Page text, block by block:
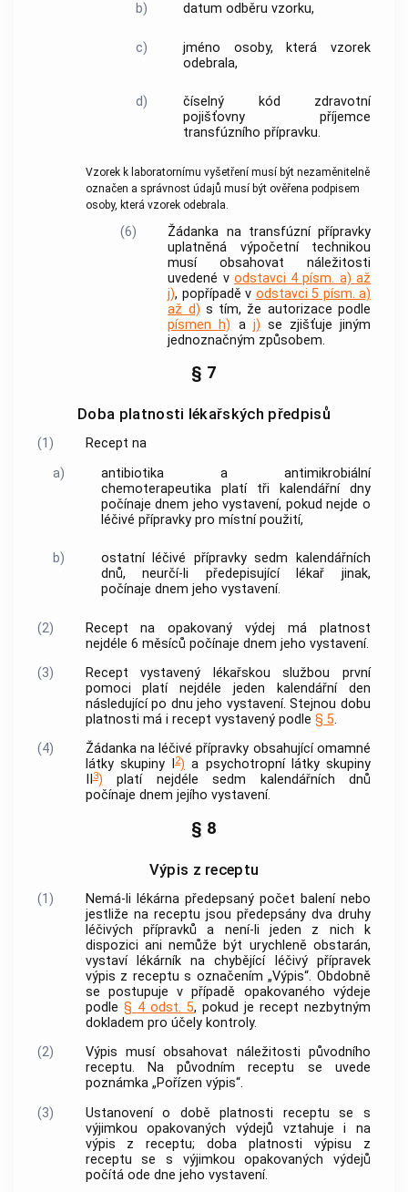
b) datum odběru vzorku,
c)
jméno osoby, která vzorek
odebrala,
d)
číselný kód zdravotní
pojišťovny příjemce
transfúzního přípravku.
Vzorek k laboratornímu vyšetření musí být nezaměnitelně
označen a správnost údajů musí být ověřena podpisem
osoby, která vzorek odebrala.
(6) Žádanka na transfúzní přípravky
uplatněná výpočetní technikou
musí obsahovat náležitosti
uvedené v odstavci 4 písm. a) až
j), popřípadě v odstavci 5 písm. a)
až d) s tím, že autorizace podle
písmen h) a j) se zjišťuje jiným
jednoznačným způsobem.
§ 7
Doba platnosti lékařských předpisů
(1)
Recept na
a)
antibiotika a antimikrobiální
chemoterapeutika platí tři kalendářní dny
počínaje dnem jeho vystavení, pokud nejde o
léčivé přípravkypro místní použití,
b)
ostatní léčivé přípravky sedm kalendářních
dnů, neurčí-li předepisující lékař jinak,
počínaje dnem jeho vystavení.
(2)
Recept na opakovaný výdej má platnost
nejdéle 6 měsíců počínaje dnem jeho vystavení.
(3)
Recept vystavený lékařskou službou první
pomoci platí nejdéle jeden kalendářní den
následující po dnu jeho vystavení. Stejnou dobu
platnosti má i recept vystavený podle § 5.
(4)
Žádanka na léčivé přípravky obsahující omamné
látkyskupiny I2) a psychotropní látkyskupiny
II3) platí nejdéle sedm kalendářních dnů
počínaje dnem jejího vystavení.
§ 8
Výpis z receptu
(1)
Nemá-li lékárna předepsaný počet balení nebo
jestliže na receptu jsou předepsány dva druhy
léčivých přípravků a není-li jeden z nich k
dispozici ani nemůže být urychleně obstarán,
vystaví lékárník na chybějící
léčivý přípravek
výpis z receptu s označením „Výpis“. Obdobně
se postupuje v případě opakovaného výdeje
podle § 4 odst. 5, pokud je recept nezbytným
dokladem pro účely kontroly.
(2)
Výpis musí obsahovat náležitosti původního
receptu. Na původním receptu se uvede
poznámka „Pořízen výpis“.
(3)
Ustanovení o době platnosti receptu se s
výjimkou opakovaných výdejů vztahuje i na
výpis z receptu; doba platnosti výpisu z
receptu se s výjimkou opakovaných výdejů
počítá ode dne jeho vystavení.